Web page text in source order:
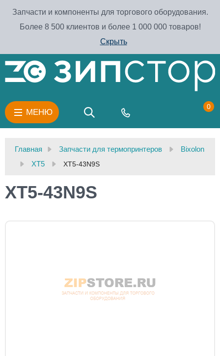
Запчасти и компоненты для торгового оборудования.
Более 8 500 клиентов и более 1 000 000 товаров!
Скрыть
МЕНЮ
0
Главная Запчасти для термопринтеров
Bixolon
XT5
XT5-43N9S
XT5-43N9S